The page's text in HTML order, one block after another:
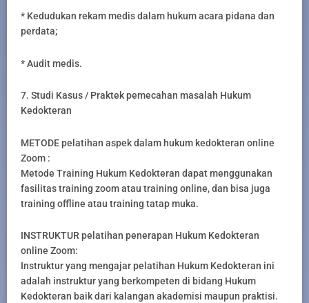
* Kedudukan rekam medis dalam hukum acara pidana dan
perdata;
* Audit medis.
7. Studi Kasus / Praktek pemecahan masalah Hukum
Kedokteran
METODE pelatihan aspek dalam hukum kedokteran online
Zoom :
Metode Training Hukum Kedokteran dapat menggunakan
fasilitas training zoom atau training online, dan bisa juga
training offline atau training tatap muka.
INSTRUKTUR pelatihan penerapan Hukum Kedokteran
online Zoom:
Instruktur yang mengajar pelatihan Hukum Kedokteran ini
adalah instruktur yang berkompeten di bidang Hukum
Kedokteran baik dari kalangan akademisi maupun praktisi.